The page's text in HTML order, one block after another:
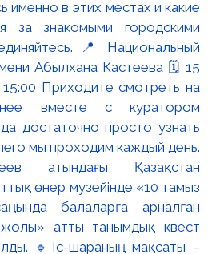
именно в этих местах и какие
за знакомыми городскими
📍 Национальный
Абылхана Кастеева 🗓 15
Приходите смотреть на
вместе с куратором
достаточно просто узнать
мы проходим каждый день.